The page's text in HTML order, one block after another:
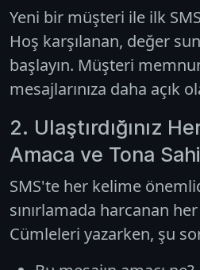
Yeni bir müşteri ile ilk
Hoş karşılanan, değer
başlayın. Müşteri
mesajlarınıza daha açık
2. Ulaştırdığınız
Amaca ve Tona
SMS'te her kelime
sınırlamada harcanan
Cümleleri yazarken, şu